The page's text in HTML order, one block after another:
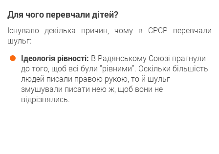
Для чого перевчали дітей?
Існувало декілька причин, чому в СРСР перевчали
шульг:
Ідеологія рівності: В Радянському Союзі прагнули
до того, щоб всі були “рівними”. Оскільки більшість
людей писали правою рукою, то й шульг
змушували писати нею ж, щоб вони не
відрізнялись.